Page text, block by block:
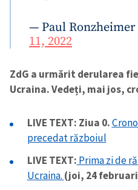
— Paul
11, 2022
ZdG a urmărit derularea
Ucraina. Vedeți, mai jos,
LIVE TEXT: Ziua 0.
precedat războiul
LIVE TEXT: Prima zi de
Ucraina. (joi, 24